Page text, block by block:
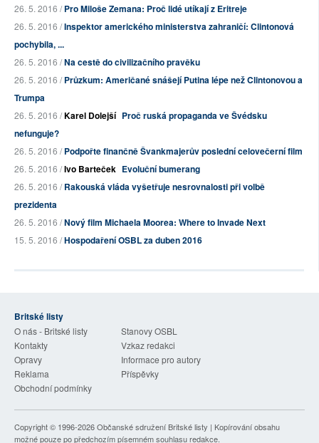
26. 5. 2016 /Pro Miloše Zemana: Proč lidé utíkají z Eritreje
26. 5. 2016 /Inspektor amerického ministerstva zahraničí: Clintonová
pochybila, ...
26. 5. 2016 /Na cestě do civilizačního pravěku
26. 5. 2016 /Průzkum: Američané snášejí Putina lépe než Clintonovou a
Trumpa
26. 5. 2016 /Karel Dolejší Proč ruská propaganda ve Švédsku
nefunguje?
26. 5. 2016 /Podpořte finančně Švankmajerův poslední celovečerní film
26. 5. 2016 /Ivo Barteček Evoluční bumerang
26. 5. 2016 /Rakouská vláda vyšetřuje nesrovnalosti při volbě
prezidenta
26. 5. 2016 /Nový film Michaela Moorea: Where to Invade Next
15. 5. 2016 /Hospodaření OSBL za duben 2016
Britské listy
O nás - Britské listy
Stanovy OSBL
Kontakty
Vzkaz redakci
Opravy
Informace pro autory
Reklama
Příspěvky
Obchodní podmínky
Copyright © 1996-2026Občanské sdružení Britské listy | Kopírování obsahu
možné pouze po předchozím písemném souhlasu redakce.